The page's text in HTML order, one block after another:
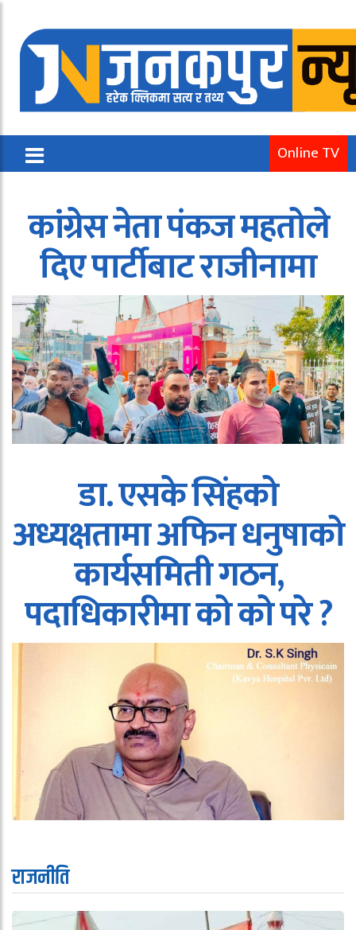
Online TV
कांग्रेस नेता पंकज महतोले
दिए पार्टीबाट राजीनामा
डा. एसके सिंहको
अध्यक्षतामा अफिन धनुषाको
कार्यसमिती गठन,
पदाधिकारीमा को को परे ?
राजनीति